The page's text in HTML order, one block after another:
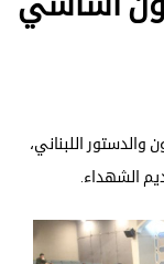
اللبناني،
الشهداء.